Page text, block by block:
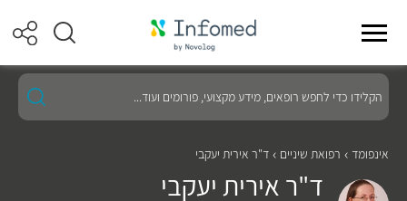
הקלידו
כדי
לחפש
מקצועי,
פורומים
ועוד...
אינפומד רפואת שיניים ד"ר אירית יעקבי
ד"ר אירית יעקבי